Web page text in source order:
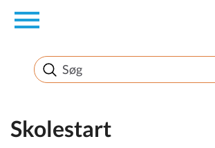
en
Borger
Erhverv
Skolestart